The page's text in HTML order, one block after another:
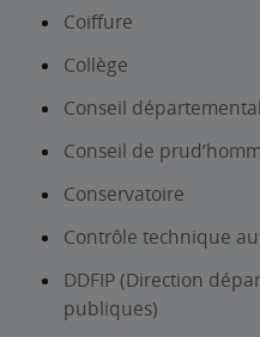
Coiffure
Collège
Conseil
Conseil de
Conservatoire
Contrôle technique
DDFIP (Direction
publiques)